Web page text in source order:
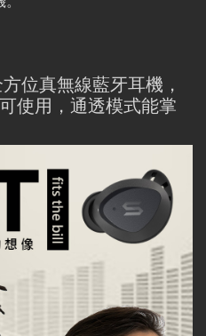
位真無線藍牙耳機，
使用，通透模式能掌